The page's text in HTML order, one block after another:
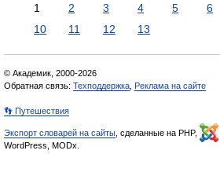
1 2 3 4 5 6
10
11 12 13
© Академик, 2000-2026
Обратная связь: Техподдержка Реклама на сайте
👣 Путешествия
Экспорт словарей на сайты , сделанные на PHP,
WordPress, MODx.